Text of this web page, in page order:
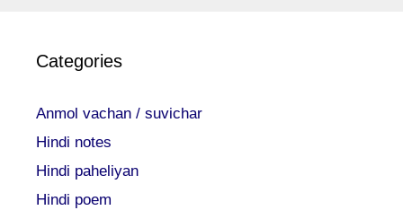
Categories
Anmol vachan / suvichar
Hindi notes
Hindi paheliyan
Hindi poem